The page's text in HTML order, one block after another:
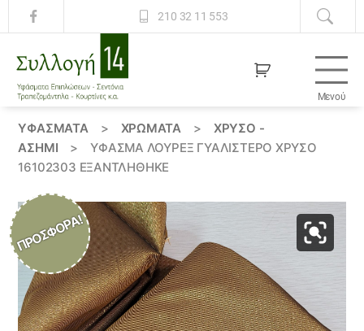
210 32 11 553
14
Μενού
ΥΦΆΣΜΑΤΑ > ΧΡΏΜΑΤΑ >
ΧΡΥΣΟ -
ΑΣΗΜΙ
>
ΎΦΑΣΜΑ ΛΟΎΡΕΞ ΓΥΑΛΙΣΤΕΡΌ ΧΡΥΣΌ
16102303 ΕΞΑΝΤΛΗΘΗΚΕ
ΠΡΟΣΦΟΡΆ!